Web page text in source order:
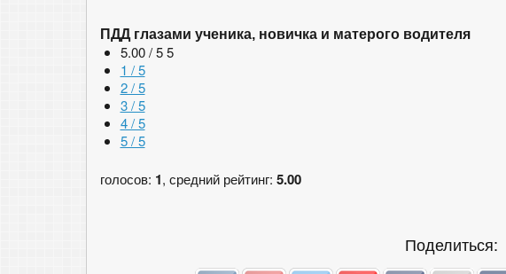
ПДД глазами ученика, новичка и матерого водителя
5.00 / 5 5
1 / 5
2 / 5
3 / 5
4 / 5
5 / 5
голосов: 1, средний рейтинг: 5.00
Поделиться: